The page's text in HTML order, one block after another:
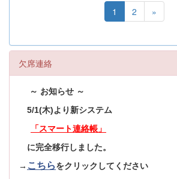
1 2 »
欠席連絡
～ お知らせ ～
5/1(木)より新システム
「スマート連絡帳」
に完全移行しました。
→ こちらをクリックしてください